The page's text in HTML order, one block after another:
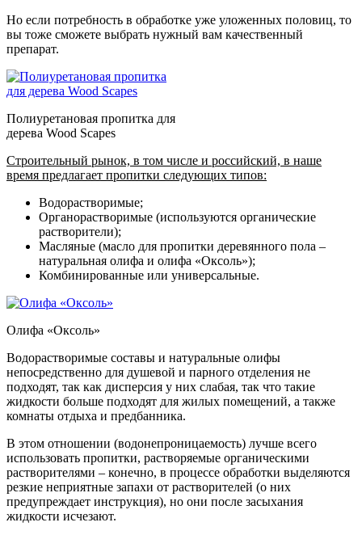
Но если потребность в обработке уже уложенных половиц, то
вы тоже сможете выбрать нужный вам качественный
препарат.
Полиуретановая пропитка для
дерева Wood Scapes
Строительный рынок, в том числе и российский, в наше
время предлагает пропитки следующих типов:
Водорастворимые;
Органорастворимые (используются органические
растворители);
Масляные (масло для пропитки деревянного пола –
натуральная олифа и олифа «Оксоль»);
Комбинированные или универсальные.
Олифа «Оксоль»
Водорастворимые составы и натуральные олифы
непосредственно для душевой и парного отделения не
подходят, так как дисперсия у них слабая, так что такие
жидкости больше подходят для жилых помещений, а также
комнаты отдыха и предбанника.
В этом отношении (водонепроницаемость) лучше всего
использовать пропитки, растворяемые органическими
растворителями – конечно, в процессе обработки выделяются
резкие неприятные запахи от растворителей (о них
предупреждает инструкция), но они после засыхания
жидкости исчезают.